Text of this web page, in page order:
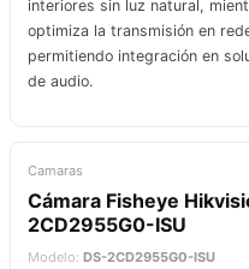
interiores sin luz natural,
optimiza la transmisión en
permitiendo integración en
de audio.
Camaras
Cámara Fisheye
2CD2955G0-ISU
Modelo: DS-2CD2955G0-ISU